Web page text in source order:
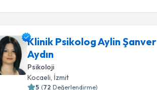
Klinik Psikolog Aylin Şanver
Aydın
Psikoloji
Kocaeli, İzmit
5 (72 Değerlendirme)